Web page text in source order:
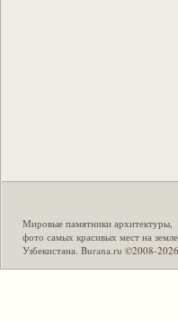
Мировые памятники архитектуры,
фото самых красивых мест на земле
Узбекистана. Burana.ru ©2008-